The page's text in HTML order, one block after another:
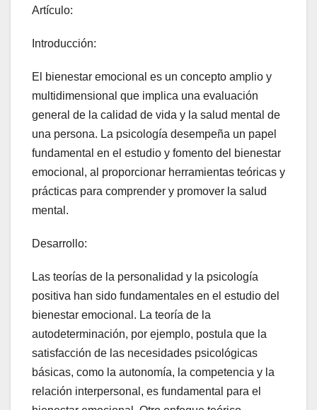
Artículo:
Introducción:
El bienestar emocional es un concepto amplio y
multidimensional que implica una evaluación
general de la calidad de vida y la salud mental de
una persona. La psicología desempeña un papel
fundamental en el estudio y fomento del bienestar
emocional, al proporcionar herramientas teóricas y
prácticas para comprender y promover la salud
mental.
Desarrollo:
Las teorías de la personalidad y la psicología
positiva han sido fundamentales en el estudio del
bienestar emocional. La teoría de la
autodeterminación, por ejemplo, postula que la
satisfacción de las necesidades psicológicas
básicas, como la autonomía, la competencia y la
relación interpersonal, es fundamental para el